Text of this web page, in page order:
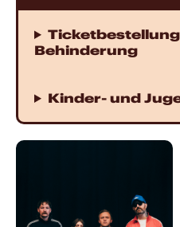
Behinderung
Kinder- und